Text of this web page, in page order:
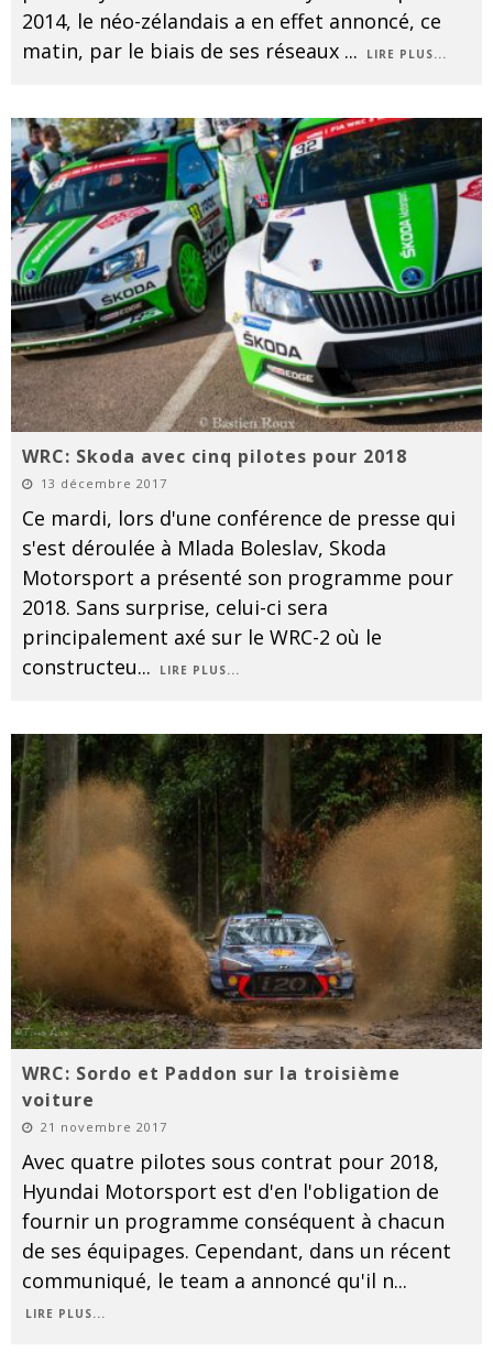
2014, le néo-zélandais a en effet annoncé, ce
matin, par le biais de ses réseaux ... LIRE PLUS...
WRC: Skoda avec cinq pilotes pour 2018
13 décembre 2017
Ce mardi, lors d'une conférence de presse qui
s'est déroulée à Mlada Boleslav, Skoda
Motorsport a présenté son programme pour
2018. Sans surprise, celui-ci sera
principalement axé sur le WRC-2 où le
constructeu... LIRE PLUS...
WRC: Sordo et Paddon sur la troisième
voiture
21 novembre 2017
Avec quatre pilotes sous contrat pour 2018,
Hyundai Motorsport est d'en l'obligation de
fournir un programme conséquent à chacun
de ses équipages. Cependant, dans un récent
communiqué, le team a annoncé qu'il n...
LIRE PLUS...